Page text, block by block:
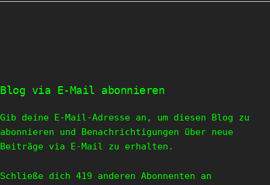
Blog via E-Mail abonnieren
Gib deine E-Mail-Adresse an, um diesen Blog zu
abonnieren und Benachrichtigungen über neue
Beiträge via E-Mail zu erhalten.
Schließe dich 419 anderen Abonnenten an